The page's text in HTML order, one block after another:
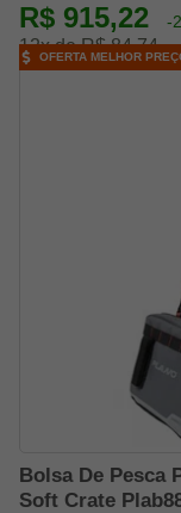
R$ 915,22 -
12x de R$ 84,74
Bolsa De Pesca
Soft Crate
OFERTA MELHOR